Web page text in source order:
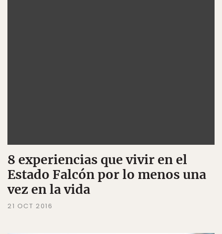
8 experiencias que vivir en el
Estado Falcón por lo menos una
vez en la vida
21 OCT 2016